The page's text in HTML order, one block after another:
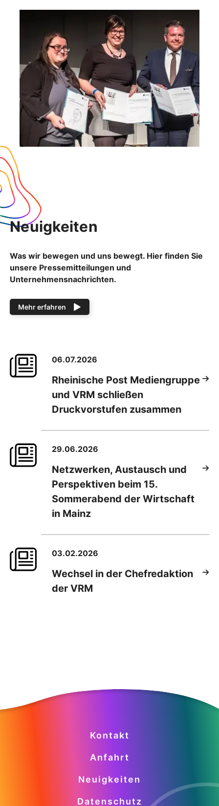
Neuigkeiten
Was wir bewegen und uns bewegt. Hier finden Sie
unsere Pressemitteilungen und
Unternehmensnachrichten.
Mehr erfahren
06.07.2026
Rheinische Post Mediengruppe
und VRM schließen
Druckvorstufen zusammen
29.06.2026
Netzwerken, Austausch und
Perspektiven beim 15.
Sommerabend der Wirtschaft
in Mainz
03.02.2026
Wechsel in der Chefredaktion
der VRM
Kontakt
Anfahrt
Neuigkeiten
Datenschutz